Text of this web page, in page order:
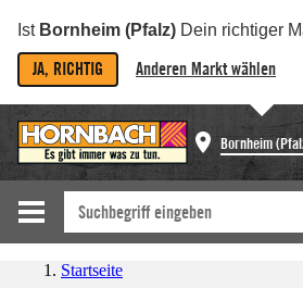
Ist Bornheim (Pfalz) Dein richtiger
JA, RICHTIG Anderen Markt wählen
Bornheim
Startseite